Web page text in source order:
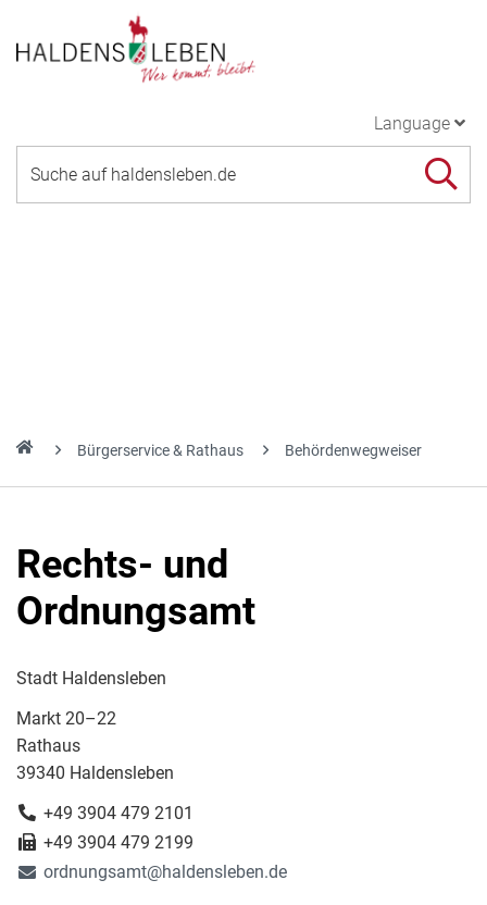
Language
Bürgerservice & Rathaus Behördenwegweiser
Rechts- und
Ordnungsamt
Stadt Haldensleben
Markt 20–22
Rathaus
39340 Haldensleben
+49 3904 479 2101
+49 3904 479 2199
ordnungsamt@haldensleben.de